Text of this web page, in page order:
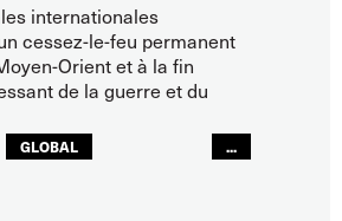
internationales
cessez-le-feu permanent
Orient et à la fin
de la guerre et du
GLOBAL
...